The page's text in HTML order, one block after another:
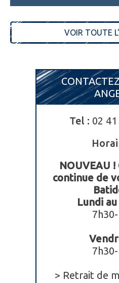
VOIR TOUTE
Tel : 02
NOUVEAU
continue de
Lundi
> Retrait de